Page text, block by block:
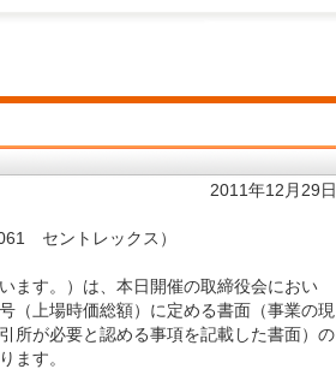
2011年12月29日
セントレックス）
ます。）は、本日開催の取締役会におい
（上場時価総額）に定める書面（事業の現
所が必要と認める事項を記載した書面）の
ます。